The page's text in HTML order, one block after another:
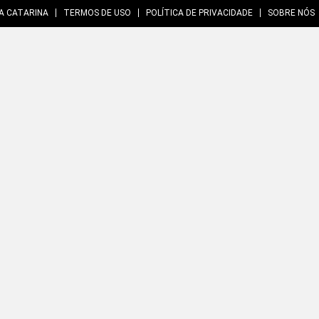
CATARINA TERMOS DE USO POLÍTICA DE PRIVACIDADE SOBRE NÓS